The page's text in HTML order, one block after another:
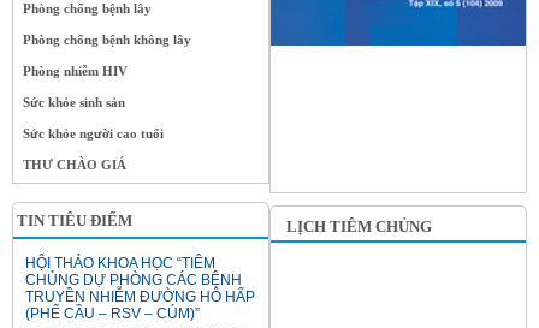
Phòng chống bệnh lây
Phòng chống bệnh không lây
Phòng nhiễm HIV
Sức khỏe sinh sản
Sức khỏe người cao tuổi
THƯ CHÀO GIÁ
TIN TIÊU ĐIỂM
HỘI THẢO KHOA HỌC “TIÊM
CHỦNG DỰ PHÒNG CÁC BỆNH
TRUYỀN NHIỄM ĐƯỜNG HÔ HẤP
(PHẾ CẦU – RSV – CÚM)”
LỊCH TIÊM CHỦNG